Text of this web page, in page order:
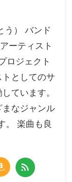
う） バンド
ーティスト
ロジェクト
としてのサ
ています。
なジャンル
。 楽曲も良